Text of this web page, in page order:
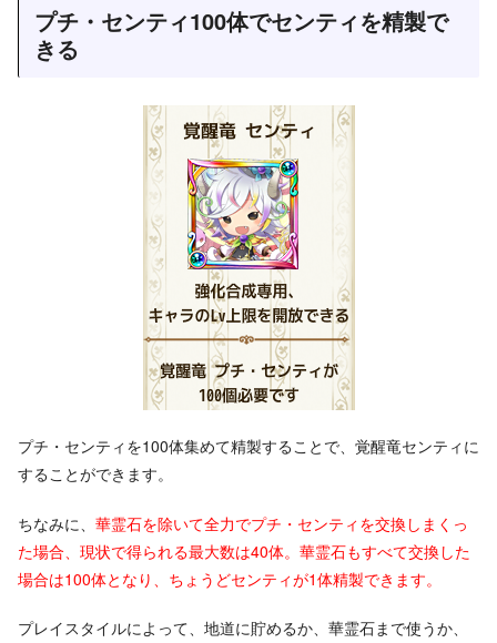
プチ・センティ100体でセンティを精製で
きる
プチ・センティを100体集めて精製することで、覚醒竜センティに
することができます。
ちなみに、 華霊石を除いて全力でプチ・センティを交換しまくっ
た場合、現状で得られる最大数は40体。華霊石もすべて交換した
場合は100体となり、ちょうどセンティが1体精製できます。
プレイスタイルによって、地道に貯めるか、華霊石まで使うか、